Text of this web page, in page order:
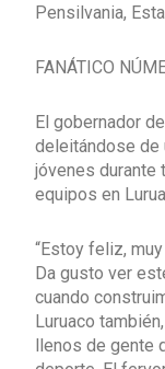
Pensilvania,
FANÁTICO
El gobernador
deleitándose de
jóvenes durante
equipos en
“Estoy feliz,
Da gusto ver
cuando
Luruaco
llenos de gente